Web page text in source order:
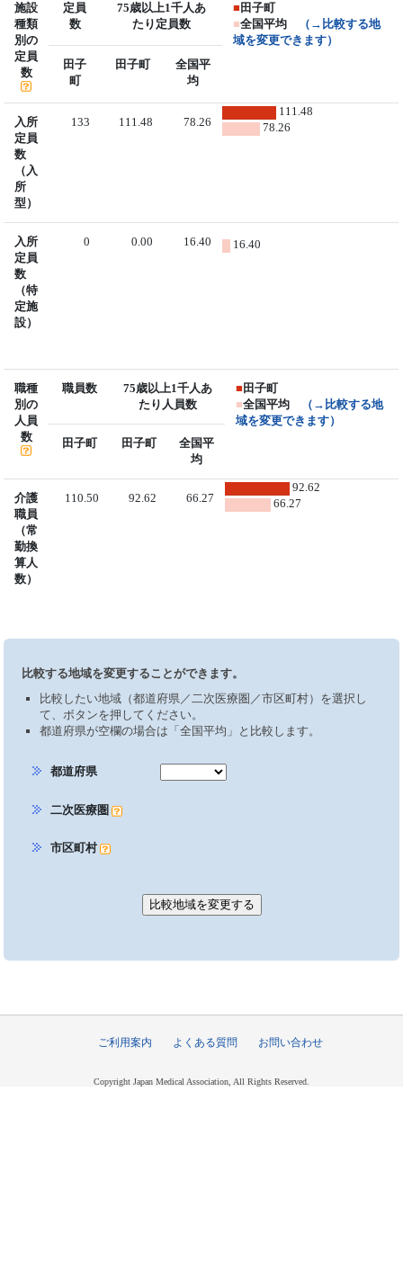
施設
種類
別の
定員
数
定員
数
75歳以上1千人あ
たり定員数
■ 田子町
■全国平均
（→比較する地
域を変更できます）
田子
町
田子町
全国平
均
入所
定員
数
（入
所
型）
133 111.48 78.26
111.48
78.26
入所
定員
数
（特
定施
設）
0 0.00 16.40 16.40
職種
別の
人員
数
職員数
75歳以上1千人あ
たり人員数
■ 田子町
■全国平均
（→比較する地
域を変更できます）
田子町
田子町
全国平
均
介護
職員
（常
勤換
算人
数）
110.50 92.62 66.27
92.62
66.27
比較する地域を変更することができます。
比較したい地域（都道府県／二次医療圏／市区町村）を選択し
て、ボタンを押してください。
都道府県が空欄の場合は「全国平均」と比較します。
都道府県
二次医療圏
市区町村
ご利用案内 よくある質問 お問い合わせ
Copyright Japan Medical Association, All Rights Reserved.